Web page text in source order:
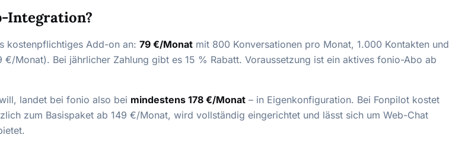
Integration?
kostenpflichtiges Add-on an: 79 €/Monat mit 800 Konversationen pro Monat, 1.000 Kontakten und
Monat). Bei jährlicher Zahlung gibt es 15 % Rabatt. Voraussetzung ist ein aktives fonio-Abo ab
landet bei fonio also bei mindestens 178 €/Monat – in Eigenkonfiguration. Bei Fonpilot kostet
zum Basispaket ab 149 €/Monat, wird vollständig eingerichtet und lässt sich um Web-Chat